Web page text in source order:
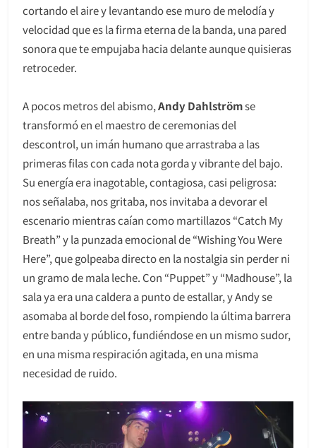
cortando el aire y levantando ese muro de melodía y
velocidad que es la firma eterna de la banda, una pared
sonora que te empujaba hacia delante aunque quisieras
retroceder.
A pocos metros del abismo,Andy Dahlströmse
transformó en el maestro de ceremonias del
descontrol, un imán humano que arrastraba a las
primeras filas con cada nota gorda y vibrante del bajo.
Su energía era inagotable, contagiosa, casi peligrosa:
nos señalaba, nos gritaba, nos invitaba a devorar el
escenario mientras caían como martillazos “Catch My
Breath” y la punzada emocional de “Wishing You Were
Here”, que golpeaba directo en la nostalgia sin perder ni
un gramo de mala leche. Con “Puppet” y “Madhouse”, la
sala ya era una caldera a punto de estallar, y Andy se
asomaba al borde del foso, rompiendo la última barrera
entre banda y público, fundiéndose en un mismo sudor,
en una misma respiración agitada, en una misma
necesidad de ruido.